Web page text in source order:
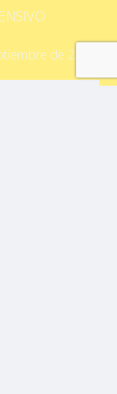
de 2023